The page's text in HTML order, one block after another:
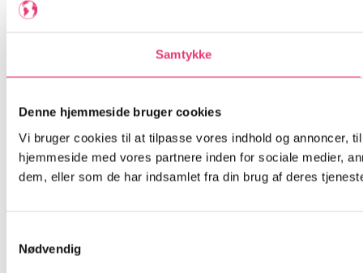
Samtykke
Denne hjemmeside bruger cookies
Vi bruger cookies til at tilpasse vores indhold og annoncer,
hjemmeside med vores partnere inden for sociale medier,
dem, eller som de har indsamlet fra din brug af deres
Nødvendig